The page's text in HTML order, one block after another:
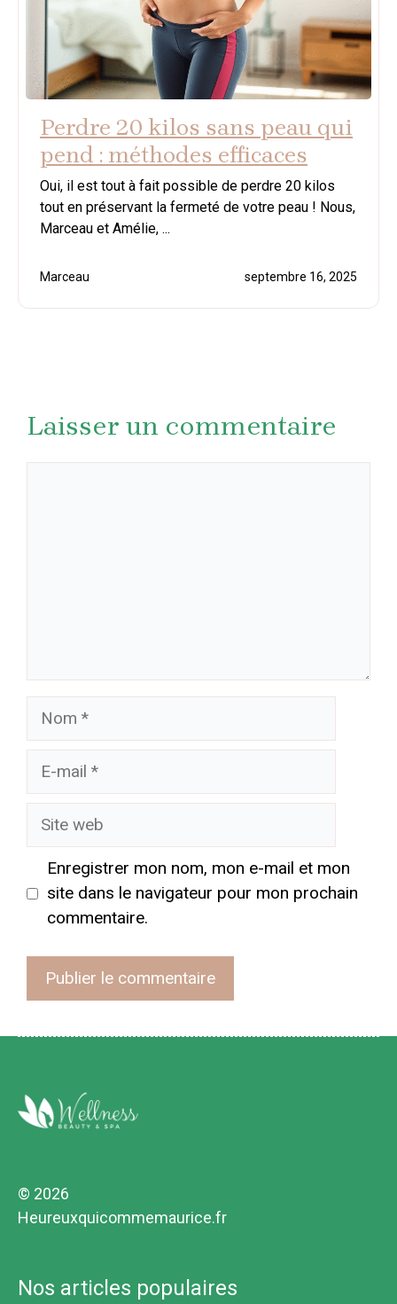
Perdre 20 kilos sans peau qui
pend : méthodes efficaces
Oui, il est tout à fait possible de perdre 20 kilos
tout en préservant la fermeté de votre peau ! Nous,
Marceau et Amélie, ...
Marceau septembre 16, 2025
Laisser un commentaire
Nom
Site
Enregistrer mon nom, mon e-mail et mon
site dans le navigateur pour mon prochain
commentaire.
© 2026
Heureuxquicommemaurice.fr
Nos articles populaires